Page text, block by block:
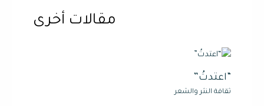
مقالات أخرى
“اعتدتُ”
ثقافة النثر والشعر